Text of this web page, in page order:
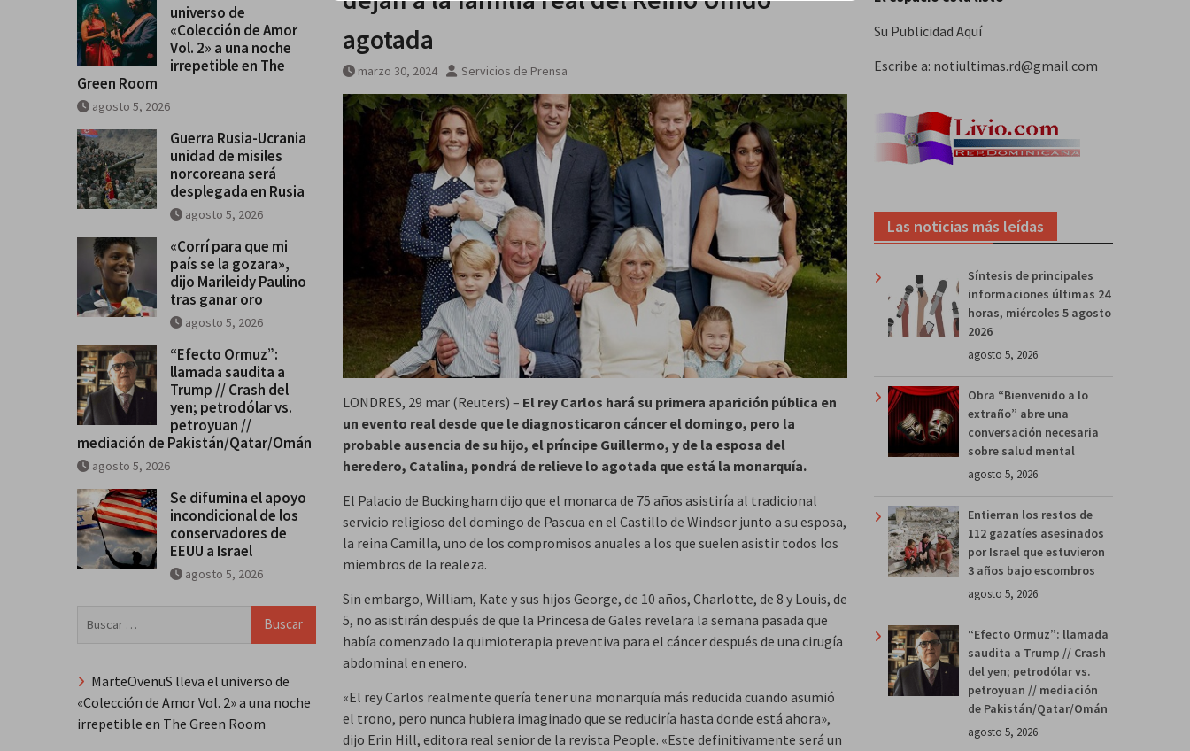
«Colección de Amor Vol. 2» a una noche
irrepetible en The Green Room
agotada
marzo 30, 2024 Servicios de Prensa
LONDRES, 29 mar (Reuters) – El rey Carlos hará su primera aparición pública en
un evento real desde que le diagnosticaron cáncer el domingo, pero la
probable ausencia de su hijo, el príncipe Guillermo, y de la esposa del
heredero, Catalina, pondrá de relieve lo agotada que está la monarquía.
El Palacio de Buckingham dijo que el monarca de 75 años asistiría al tradicional
servicio religioso del domingo de Pascua en el Castillo de Windsor junto a su esposa,
la reina Camilla, uno de los compromisos anuales a los que suelen asistir todos los
miembros de la realeza.
Sin embargo, William, Kate y sus hijos George, de 10 años, Charlotte, de 8 y Louis, de
5, no asistirán después de que la Princesa de Gales revelara la semana pasada que
había comenzado la quimioterapia preventiva para el cáncer después de una cirugía
abdominal en enero.
«El rey Carlos realmente quería tener una monarquía más reducida cuando asumió
el trono, pero nunca hubiera imaginado que se reduciría hasta donde está ahora»,
dijo Erin Hill, editora real senior de la revista People. «Este definitivamente será un
Su Publicidad Aquí
Escribe a: notiultimas.rd@gmail.com
Las noticias más leídas
Síntesis de principales
informaciones últimas 24
horas, miércoles 5 agosto
2026
agosto 5, 2026
Obra “Bienvenido a lo
extraño” abre una
conversación necesaria
sobre salud mental
agosto 5, 2026
Entierran los restos de
112 gazatíes asesinados
por Israel que estuvieron
3 años bajo escombros
agosto 5, 2026
“Efecto Ormuz”: llamada
saudita a Trump // Crash
del yen; petrodólar vs.
petroyuan // mediación
de Pakistán/Qatar/Omán
agosto 5, 2026
universo de
«Colección de Amor
Vol. 2» a una noche
irrepetible en The
Green Room
agosto 5, 2026
Guerra Rusia-Ucrania
unidad de misiles
norcoreana será
desplegada en Rusia
agosto 5, 2026
«Corrí para que mi
país se la gozara»,
dijo Marileidy Paulino
tras ganar oro
agosto 5, 2026
“Efecto Ormuz”:
llamada saudita a
Trump // Crash del
yen; petrodólar vs.
petroyuan //
mediación de Pakistán/Qatar/Omán
agosto 5, 2026
Se difumina el apoyo
incondicional de los
conservadores de
EEUU a Israel
agosto 5, 2026
MarteOvenuS lleva el universo de
«Colección de Amor Vol. 2» a una noche
irrepetible en The Green Room